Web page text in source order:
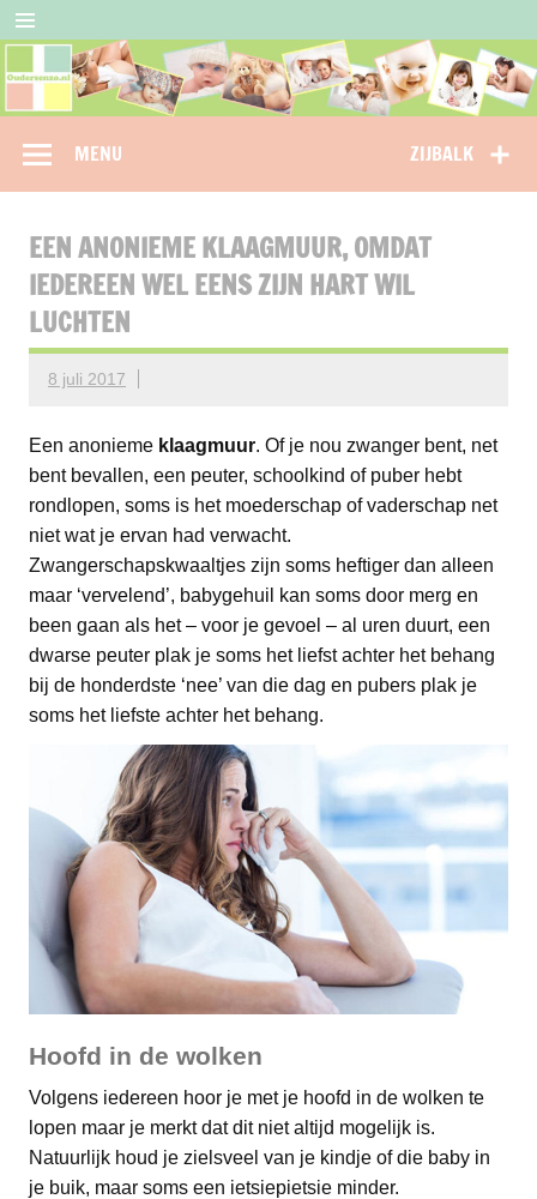
naar
inhoud
Oudersenzo
ZIJBALK
MENU
EEN ANONIEME KLAAGMUUR, OMDAT
IEDEREEN WEL EENS ZIJN HART WIL
LUCHTEN
8 juli 2017
Een anonieme klaagmuur. Of je nou zwanger bent, net
bent bevallen, een peuter, schoolkind of puber hebt
rondlopen, soms is het moederschap of vaderschap net
niet wat je ervan had verwacht.
Zwangerschapskwaaltjes zijn soms heftiger dan alleen
maar ‘vervelend’, babygehuil kan soms door merg en
been gaan als het – voor je gevoel – al uren duurt, een
dwarse peuter plak je soms het liefst achter het behang
bij de honderdste ‘nee’ van die dag en pubers plak je
soms het liefste achter het behang.
Hoofd in de wolken
Volgens iedereen hoor je met je hoofd in de wolken te
lopen maar je merkt dat dit niet altijd mogelijk is.
Natuurlijk houd je zielsveel van je kindje of die baby in
je buik, maar soms een ietsiepietsie minder.